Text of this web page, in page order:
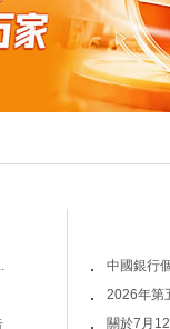
中國銀行
2026年第
關於7月